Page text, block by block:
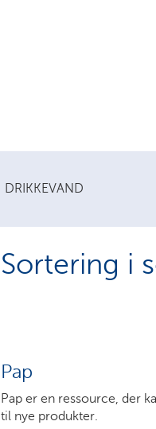
DRIKKEVAND
Sortering i
Pap
Pap er en ressource, der
til nye produkter.